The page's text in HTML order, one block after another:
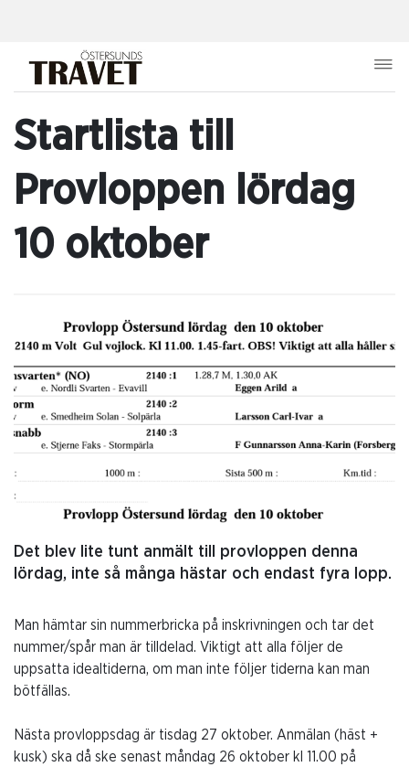
Startlista till
Provloppen lördag
10 oktober
Det blev lite tunt anmält till provloppen denna
lördag, inte så många hästar och endast fyra lopp.
Man hämtar sin nummerbricka på inskrivningen och tar det
nummer/spår man är tilldelad. Viktigt att alla följer de
uppsatta idealtiderna, om man inte följer tiderna kan man
bötfällas.
Nästa provloppsdag är tisdag 27 oktober. Anmälan (häst +
kusk) ska då ske senast måndag 26 oktober kl 11.00 på